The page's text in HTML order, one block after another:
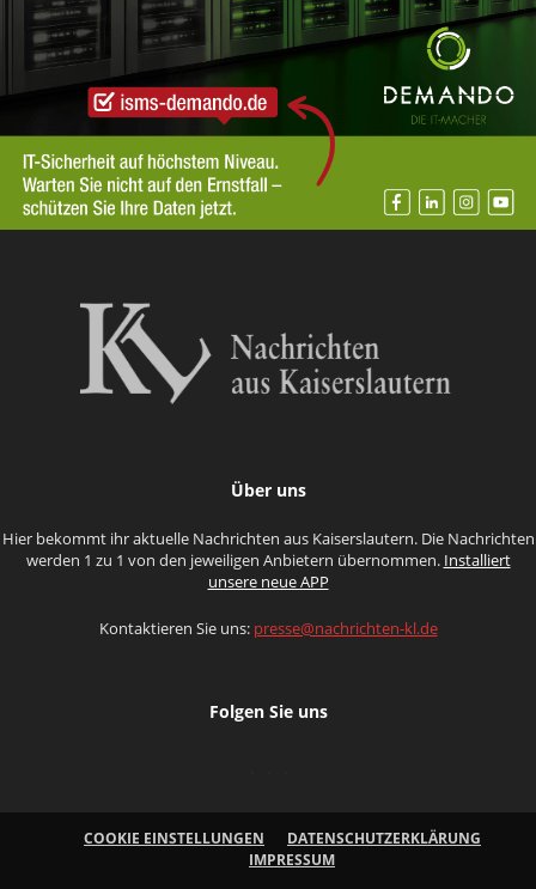
Über uns
Hier bekommt ihr aktuelle Nachrichten aus Kaiserslautern. Die Nachrichten
werden 1 zu 1 von den jeweiligen Anbietern übernommen. Installiert
unsere neue APP
Kontaktieren Sie uns: presse@nachrichten-kl.de
Folgen Sie uns
COOKIE EINSTELLUNGEN
DATENSCHUTZERKLÄRUNG
IMPRESSUM